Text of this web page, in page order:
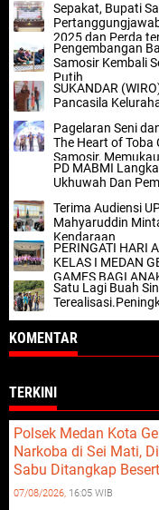
Sepakat, Bupati
2025 dan Perda
Pengembangan
Samosir Kembali
Putih
SUKANDAR
Pancasila
Pagelaran Seni
The Heart of Toba
Samosir,
PD MABMI
Ukhuwah Dan
Terima Audiensi
Mahyaruddin
Kendaraan
PERINGATI HARI
KELAS I MEDAN
GAMES BAGI
Satu Lagi Buah
KOMENTAR
TERKINI
Polsek Medan Kota
Narkoba di Sei Mati,
Sabu Ditangkap
07/08/2026, 16:05 WIB